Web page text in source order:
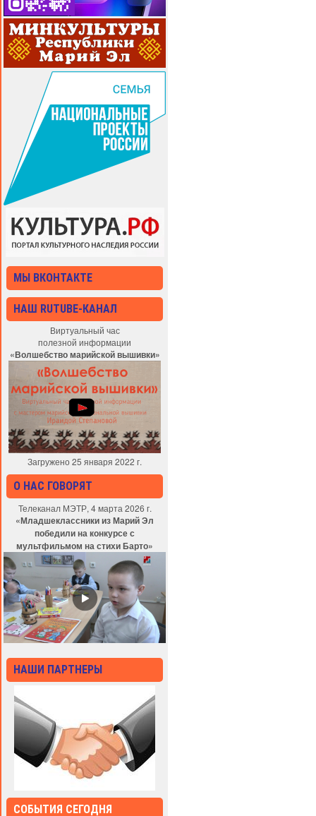
МЫ ВКОНТАКТЕ
НАШ RUTUBE-КАНАЛ
Виртуальный час
полезной информации
«Волшебство марийской вышивки»
Загружено 25 января 2022 г.
О НАС ГОВОРЯТ
Телеканал МЭТР, 4 марта 2026 г.
«Младшеклассники из Марий Эл
победили на конкурсе с
мультфильмом на стихи Барто»
НАШИ ПАРТНЕРЫ
СОБЫТИЯ СЕГОДНЯ